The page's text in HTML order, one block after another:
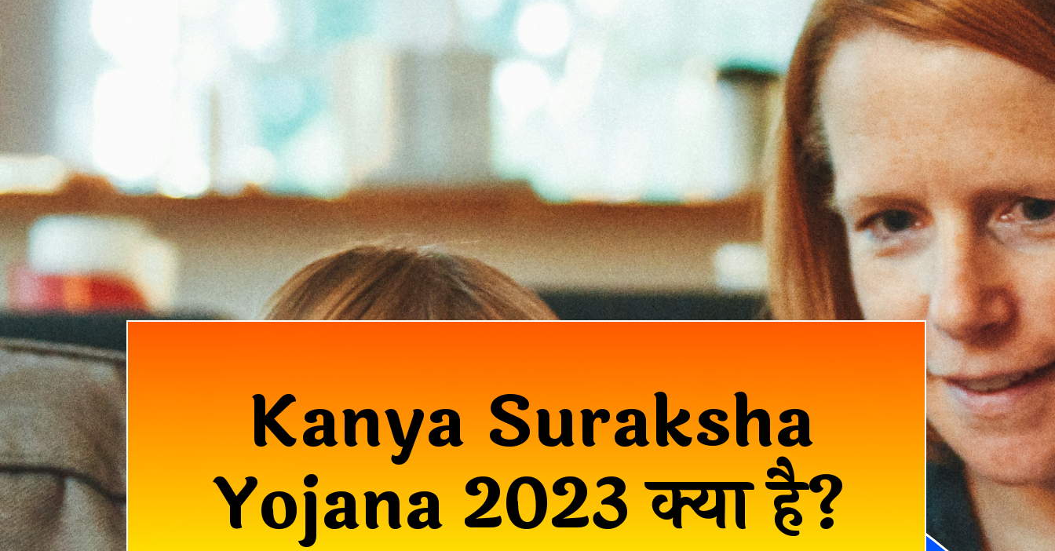
Kanya Suraksha
Yojana 2023 क्या है?